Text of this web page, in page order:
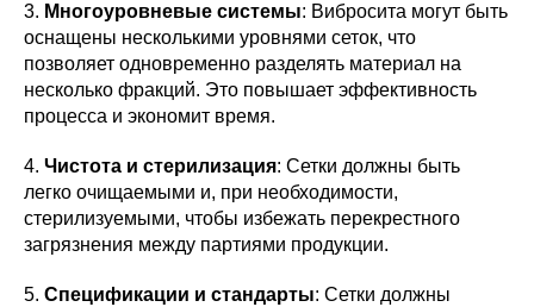
3. Многоуровневые системы: Вибросита могут быть
оснащены несколькими уровнями сеток, что
позволяет одновременно разделять материал на
несколько фракций. Это повышает эффективность
процесса и экономит время.
4. Чистота и стерилизация: Сетки должны быть
легко очищаемыми и, при необходимости,
стерилизуемыми, чтобы избежать перекрестного
загрязнения между партиями продукции.
5. Спецификации и стандарты: Сетки должны